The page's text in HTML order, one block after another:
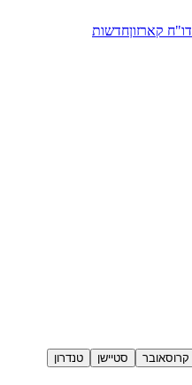
דו"ח קארזוןחדשות
קרוסאובר סטיישן טנדרון